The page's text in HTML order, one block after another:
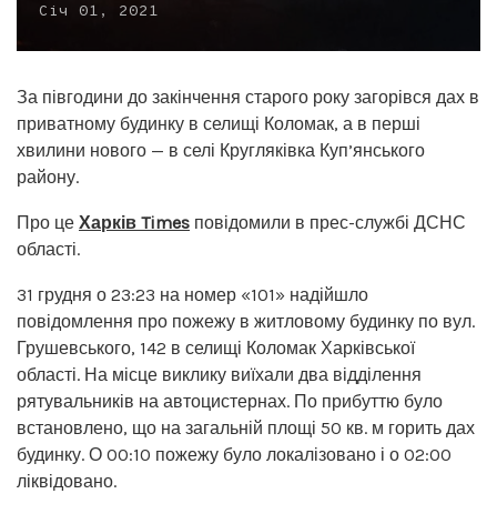
Січ 01, 2021
За півгодини до закінчення старого року загорівся дах в
приватному будинку в селищі Коломак, а в перші
хвилини нового — в селі Кругляківка Куп’янського
району.
Про це Харків Times повідомили в прес-службі ДСНС
області.
31 грудня о 23:23 на номер «101» надійшло
повідомлення про пожежу в житловому будинку по вул.
Грушевського, 142 в селищі Коломак Харківської
області. На місце виклику виїхали два відділення
рятувальників на автоцистернах. По прибуттю було
встановлено, що на загальній площі 50 кв. м горить дах
будинку. О 00:10 пожежу було локалізовано і о 02:00
ліквідовано.